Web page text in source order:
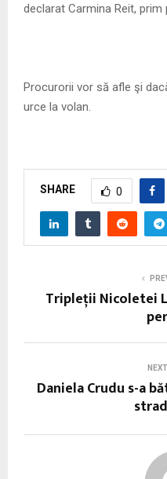
declarat Carmina Reit, prim
Procurorii vor să afle şi
urce la volan.
SHARE 0
Tripleții Nicoletei
Daniela Crudu s-a